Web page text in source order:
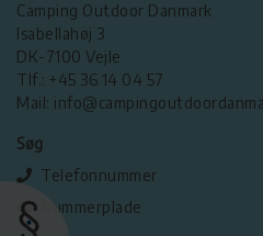
Camping Outdoor Danmark
Isabellahøj 3
DK-7100 Vejle
Tlf.: +45 36 14 04 57
Mail:
Søg
Telefonnummer
Nummerplade